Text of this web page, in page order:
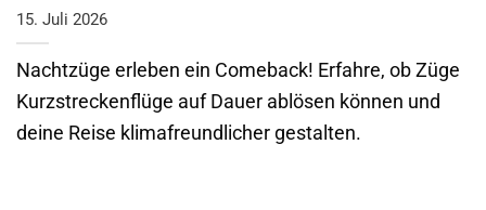
15. Juli 2026
Nachtzüge erleben ein Comeback! Erfahre, ob Züge
Kurzstreckenflüge auf Dauer ablösen können und
deine Reise klimafreundlicher gestalten.